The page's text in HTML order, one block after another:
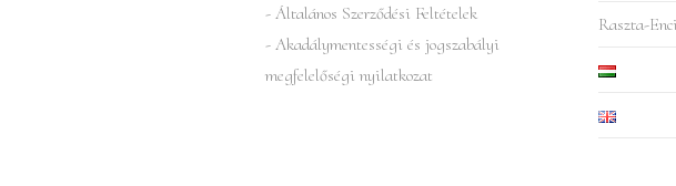
- Általános Szerződési Feltételek
- Akadálymentességi és jogszabályi
megfelelőségi nyilatkozat
Raszta-